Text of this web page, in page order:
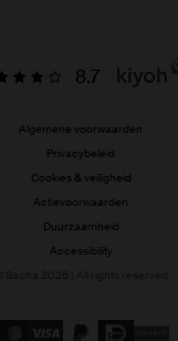
8.7
Algemene voorwaarden
Privacybeleid
Cookies & veiligheid
Actievoorwaarden
Duurzaamheid
Accessibility